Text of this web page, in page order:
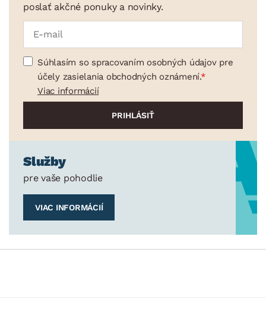
poslať akčné ponuky a novinky.
Súhlasím so spracovaním osobných údajov pre
účely zasielania obchodných oznámení.
Viac informácií
Služby
pre vaše pohodlie
VIAC INFORMÁCIÍ